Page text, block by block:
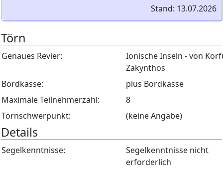
Stand: 13.07.2026
Törn
Genaues Revier:
Ionische Inseln - von
Zakynthos
Bordkasse:
plus Bordkasse
Maximale Teilnehmerzahl:
8
Törnschwerpunkt:
(keine Angabe)
Details
Segelkenntnisse:
Segelkenntnisse nicht
erforderlich